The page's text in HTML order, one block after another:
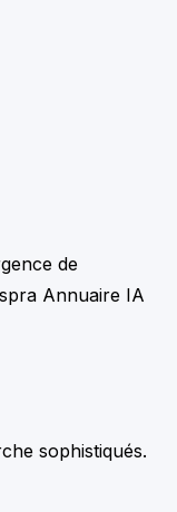
de
Annuaire IA
sophistiqués.